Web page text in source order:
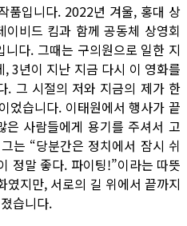
품입니다. 2022년 겨울, 홍대 상
비드 킴과 함께 공동체 상영회
다. 그때는 구의원으로 일한 지
3년이 지난 지금 다시 이 영화를
. 그 시절의 저와 지금의 제가 한
었습니다. 이태원에서 행사가 끝
사람들에게 용기를 주셔서 고
는 “당분간은 정치에서 잠시 쉬
정말 좋다. 파이팅!”이라는 따뜻
였지만, 서로의 길 위에서 끝까지
습니다.